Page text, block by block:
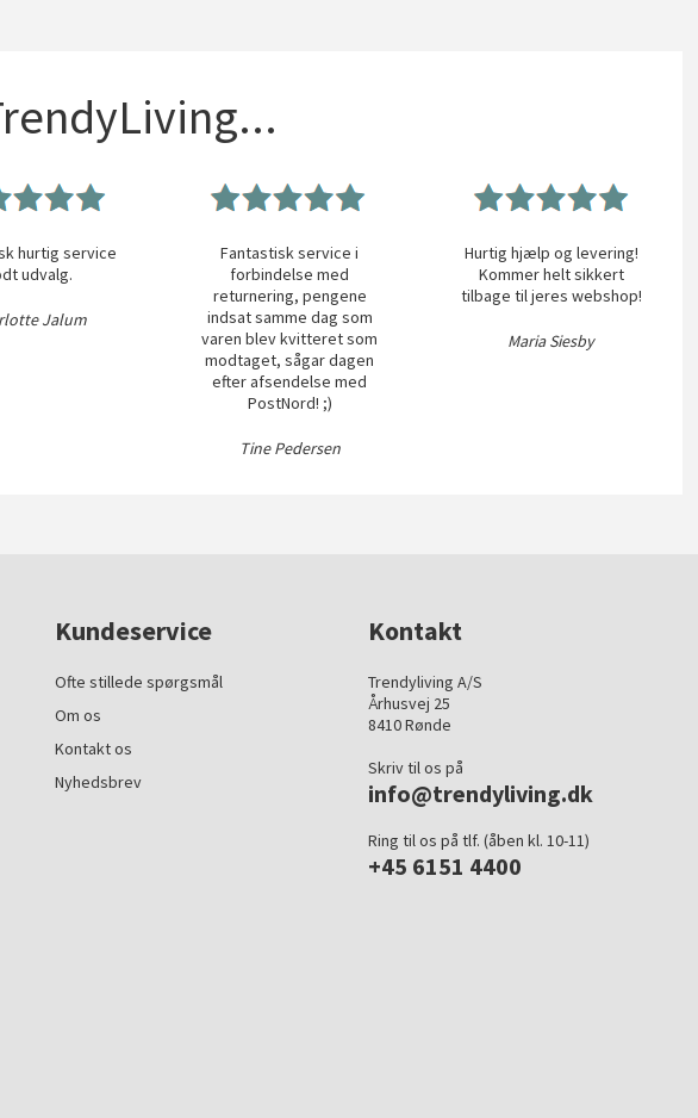
hurtig service
udvalg.
Jalum
Fantastisk service i
forbindelse med
returnering, pengene
indsat samme dag som
varen blev kvitteret som
modtaget, sågar dagen
efter afsendelse med
PostNord! ;)
Tine Pedersen
Hurtig hjælp og levering!
Kommer helt sikkert
tilbage til jeres webshop!
Maria Siesby
Kundeservice
Ofte stillede spørgsmål
Om os
Kontakt os
Nyhedsbrev
Kontakt
Trendyliving A/S
Århusvej 25
8410 Rønde
Skriv til os på
info@trendyliving.dk
Ring til os på tlf. (åben kl. 10-11)
+45 6151 4400